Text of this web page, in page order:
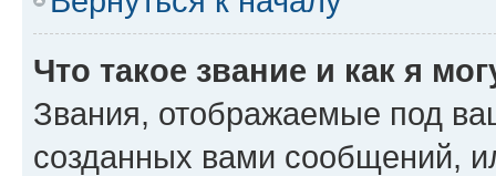
Что такое звание и как я
Звания, отображаемые под
созданных вами сообщений,